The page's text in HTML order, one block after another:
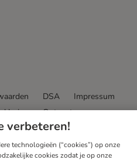
DSA
Impressum
Opt-out
Betalingmethodes
App
verbeteren!
technologieën (“cookies”) op onze
cookies zodat je op onze